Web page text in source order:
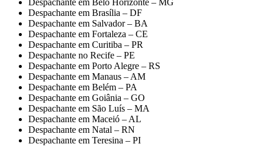
Despachante em Belo Horizonte – MG
Despachante em Brasília – DF
Despachante em Salvador – BA
Despachante em Fortaleza – CE
Despachante em Curitiba – PR
Despachante no Recife – PE
Despachante em Porto Alegre – RS
Despachante em Manaus – AM
Despachante em Belém – PA
Despachante em Goiânia – GO
Despachante em São Luís – MA
Despachante em Maceió – AL
Despachante em Natal – RN
Despachante em Teresina – PI